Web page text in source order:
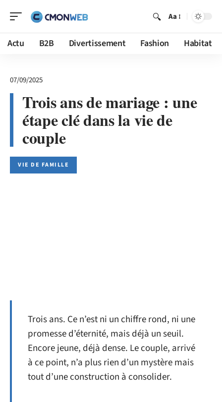
Aa
Actu B2B Divertissement Fashion Habitat
07/09/2025
Trois ans de mariage : une
étape clé dans la vie de
couple
VIE DE FAMILLE
Trois ans. Ce n’est ni un chiffre rond, ni une
promesse d’éternité, mais déjà un seuil.
Encore jeune, déjà dense. Le couple, arrivé
à ce point, n’a plus rien d’un mystère mais
tout d’une construction à consolider.